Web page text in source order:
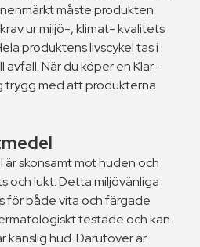
måste produkten
ur miljö-, klimat- kvalitets
produktens livscykel tas i
När du köper en Klar-
trygg med att produkterna
skonsamt mot huden och
och lukt. Detta miljövänliga
för både vita och färgade
testade och kan
känslig hud. Därutöver är